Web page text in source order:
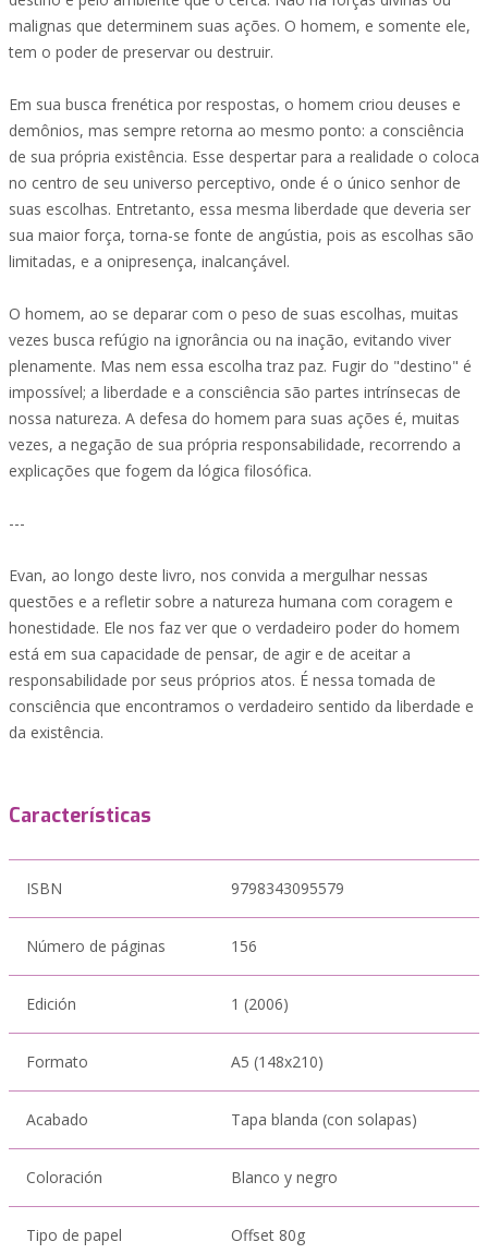
malignas que determinem suas ações. O homem, e somente ele,
tem o poder de preservar ou destruir.
Em sua busca frenética por respostas, o homem criou deuses e
demônios, mas sempre retorna ao mesmo ponto: a consciência
de sua própria existência. Esse despertar para a realidade o coloca
no centro de seu universo perceptivo, onde é o único senhor de
suas escolhas. Entretanto, essa mesma liberdade que deveria ser
sua maior força, torna-se fonte de angústia, pois as escolhas são
limitadas, e a onipresença, inalcançável.
O homem, ao se deparar com o peso de suas escolhas, muitas
vezes busca refúgio na ignorância ou na inação, evitando viver
plenamente. Mas nem essa escolha traz paz. Fugir do "destino" é
impossível; a liberdade e a consciência são partes intrínsecas de
nossa natureza. A defesa do homem para suas ações é, muitas
vezes, a negação de sua própria responsabilidade, recorrendo a
explicações que fogem da lógica filosófica.
---
Evan, ao longo deste livro, nos convida a mergulhar nessas
questões e a refletir sobre a natureza humana com coragem e
honestidade. Ele nos faz ver que o verdadeiro poder do homem
está em sua capacidade de pensar, de agir e de aceitar a
responsabilidade por seus próprios atos. É nessa tomada de
consciência que encontramos o verdadeiro sentido da liberdade e
da existência.
Características
ISBN 9798343095579
Número de páginas 156
Edición 1 (2006)
Formato A5 (148x210)
Acabado Tapa blanda (con solapas)
Coloración Blanco y negro
Tipo de papel Offset 80g